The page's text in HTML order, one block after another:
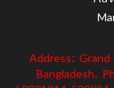
Address: Grand
Bangladesh.